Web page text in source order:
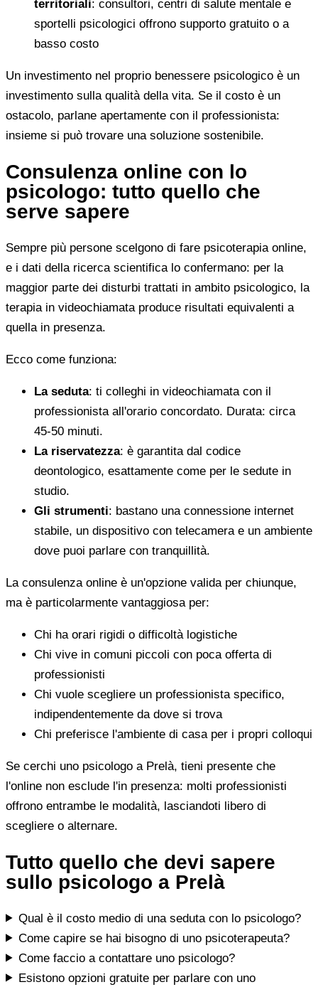
territoriali: consultori, centri di salute mentale e
sportelli psicologici offrono supporto gratuito o a
basso costo
Un investimento nel proprio benessere psicologico è un
investimento sulla qualità della vita. Se il costo è un
ostacolo, parlane apertamente con il professionista:
insieme si può trovare una soluzione sostenibile.
Consulenza online con lo
psicologo: tutto quello che
serve sapere
Sempre più persone scelgono di fare psicoterapia online,
e i dati della ricerca scientifica lo confermano: per la
maggior parte dei disturbi trattati in ambito psicologico, la
terapia in videochiamata produce risultati equivalenti a
quella in presenza.
Ecco come funziona:
La seduta: ti colleghi in videochiamata con il
professionista all'orario concordato. Durata: circa
45-50 minuti.
La riservatezza: è garantita dal codice
deontologico, esattamente come per le sedute in
studio.
Gli strumenti: bastano una connessione internet
stabile, un dispositivo con telecamera e un ambiente
dove puoi parlare con tranquillità.
La consulenza online è un'opzione valida per chiunque,
ma è particolarmente vantaggiosa per:
Chi ha orari rigidi o difficoltà logistiche
Chi vive in comuni piccoli con poca offerta di
professionisti
Chi vuole scegliere un professionista specifico,
indipendentemente da dove si trova
Chi preferisce l'ambiente di casa per i propri colloqui
Se cerchi uno psicologo a Prelà, tieni presente che
l'online non esclude l'in presenza: molti professionisti
offrono entrambe le modalità, lasciandoti libero di
scegliere o alternare.
Tutto quello che devi sapere
sullo psicologo a Prelà
Qual è il costo medio di una seduta con lo psicologo?
Come capire se hai bisogno di uno psicoterapeuta?
Come faccio a contattare uno psicologo?
Esistono opzioni gratuite per parlare con uno